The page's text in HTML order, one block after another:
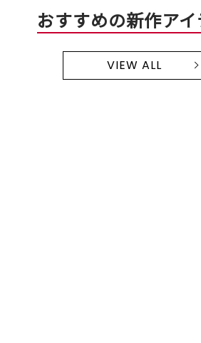
おすすめの新作ア
VIEW ALL